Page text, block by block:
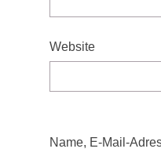
Website
Name, E-Mail-